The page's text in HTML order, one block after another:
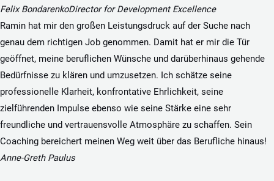
Felix BondarenkoDirector for Development Excellence
Ramin hat mir den großen Leistungsdruck auf der Suche nach
genau dem richtigen Job genommen. Damit hat er mir die Tür
geöffnet, meine beruflichen Wünsche und darüberhinaus gehende
Bedürfnisse zu klären und umzusetzen. Ich schätze seine
professionelle Klarheit, konfrontative Ehrlichkeit, seine
zielführenden Impulse ebenso wie seine Stärke eine sehr
freundliche und vertrauensvolle Atmosphäre zu schaffen. Sein
Coaching bereichert meinen Weg weit über das Berufliche hinaus!
Anne-Greth Paulus